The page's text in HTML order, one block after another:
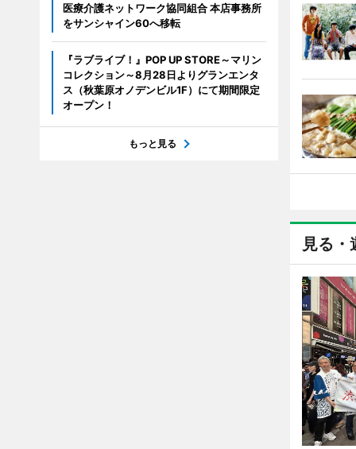
見る・
医療介護ネットワーク協同組合 本店事務所
をサンシャイン60へ移転
『ラブライブ！』POP UP STORE～マリン
コレクション～8月28日よりグランエンタ
ス（秋葉原オノデンビル1F）にて期間限定
オープン！
もっと見る